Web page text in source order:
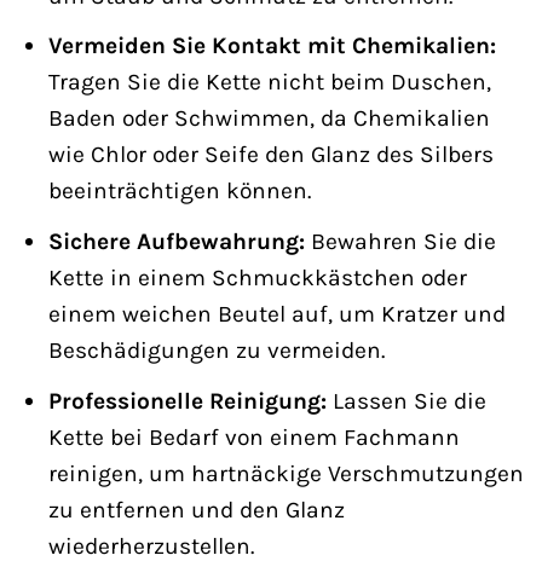
Vermeiden Sie Kontakt mit Chemikalien:
Tragen Sie die Kette nicht beim Duschen,
Baden oder Schwimmen, da Chemikalien
wie Chlor oder Seife den Glanz des Silbers
beeinträchtigen können.
Sichere Aufbewahrung:Bewahren Sie die
Kette in einem Schmuckkästchen oder
einem weichen Beutel auf, um Kratzer und
Beschädigungen zu vermeiden.
Professionelle Reinigung:Lassen Sie die
Kette bei Bedarf von einem Fachmann
reinigen, um hartnäckige Verschmutzungen
zu entfernen und den Glanz
wiederherzustellen.